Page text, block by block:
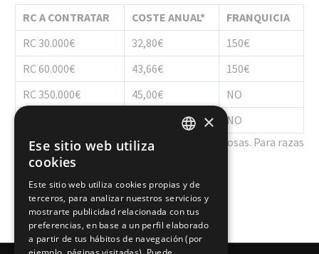
RC A CONTRATAR COSTE ANUAL*
FRANQUICIA
RC 30.000€
32,80€
150€
RC 60.000€
43,66€
150€
RC 350.000€
45,00€
NO
NO
*Precios correspondientes a razas no peligrosas. Para razas
peligrosas, puede consultarnos precios.
SPANISH
×
Ese sitio web utiliza
cookies
Este sitio web utiliza cookies propias y de
terceros, para analizar nuestros servicios y
mostrarte publicidad relacionada con tus
preferencias, en base a un perfil elaborado
a partir de tus hábitos de navegación (por